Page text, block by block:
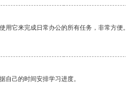
它来完成日常办公的所有任务，非常方便。
自己的时间安排学习进度。